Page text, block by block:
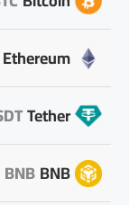
Ethereum
Tether
BNB
BNB